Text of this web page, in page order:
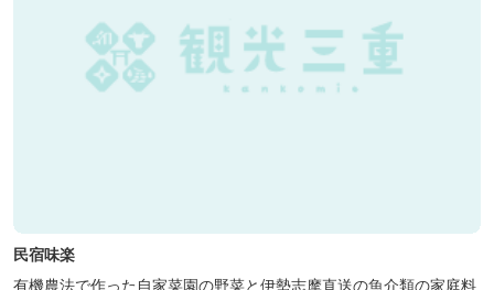
民宿味楽
有機農法で作った自家菜園の野菜と伊勢志摩直送の魚介類の家庭料